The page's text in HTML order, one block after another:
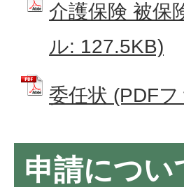
介護保険 被保
ル: 127.5KB)
委任状 (PDF
申請につい